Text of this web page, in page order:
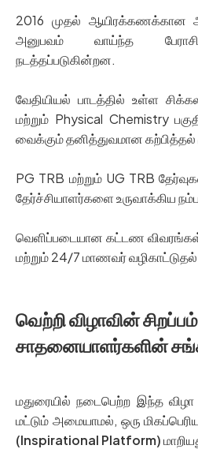
2016 முதல் ஆயிரக்கணக்கான
அனுபவம் வாய்ந்த
நடத்தப்படுகின்றன.
வேதியியல் பாடத்தில் உள்ள
மற்றும் Physical Chemistry
வைக்கும் தனித்துவமான கற்பித்தல்
PG TRB மற்றும் UG TRB
தேர்ச்சியாளர்களை உருவாக்கிய
வெளிப்படையான கட்டண
மற்றும் 24/7 மாணவர்
வெற்றி விழாவின்
சாதனையாளர்களின்
மதுரையில் நடைபெற்ற இந்த விழா
மட்டும் அமையாமல், ஒரு
(Inspirational Platform)